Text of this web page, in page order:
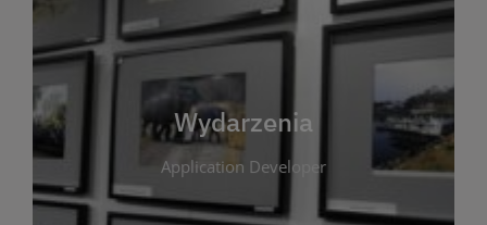
Wydarzenia
Application Developer
wszystkich wydarzeniach organizowanych przez
bibliotekę. Znajdziesz tu zapowiedzi spotkań
autorskich, warsztatów, prelekcji i zajęć
tematycznych dla różnych grup wiekowych. Każde
wydarzenie ma na celu promowanie kultury
czytelniczej oraz integrację społeczności lokalnej.
Dzięki kalendarzowi wydarzeń możesz łatwo